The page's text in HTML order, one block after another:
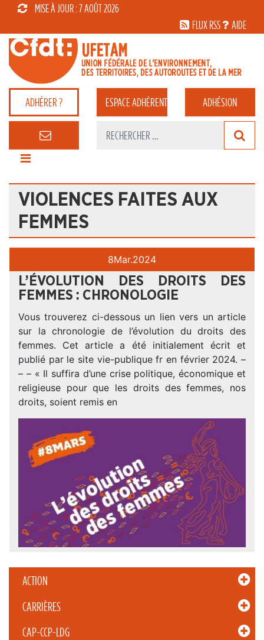
MISE À JOUR : 7 AOÛT 2026
FLUX RSS
AIDE
ADHÉRER ? ESPACEADHÉRENT ADHÉSION
VIOLENCES FAITES AUX
FEMMES
ACTION
CARRIÈRES
CAP-CCP-LDG
8Mar.2024
L’ÉVOLUTION DES DROITS DES
FEMMES : CHRONOLOGIE
Vous trouverez ci-dessous un lien vers un article
sur la chronologie de l’évolution du droits des
femmes. Cet article a été initialement écrit et
publié par le site vie-publique fr en février 2024. –
– – « Il suffira d’une crise politique, économique et
religieuse pour que les droits des femmes, nos
droits, soient remis en